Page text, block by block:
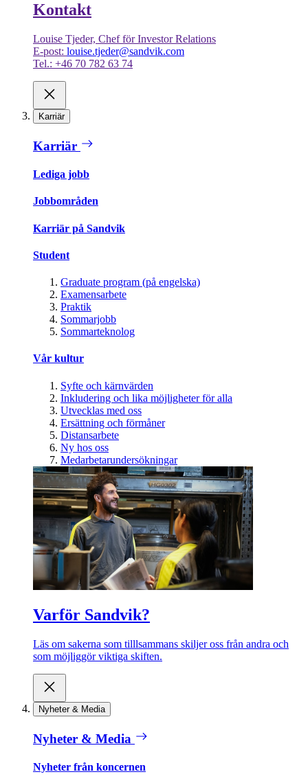
Kontakt
Louise Tjeder, Chef för Investor Relations
E-post: louise.tjeder@sandvik.com
Tel.: +46 70 782 63 74
Karriär
Karriär
Lediga jobb
Jobbområden
Karriär på Sandvik
Student
Graduate program (på engelska)
Examensarbete
Praktik
Sommarjobb
Sommarteknolog
Vår kultur
Syfte och kärnvärden
Inkludering och lika möjligheter för alla
Utvecklas med oss
Ersättning och förmåner
Distansarbete
Ny hos oss
Medarbetarundersökningar
Varför Sandvik?
Läs om sakerna som tilllsammans skiljer oss från andra och
som möjliggör viktiga skiften.
Nyheter & Media
Nyheter & Media
Nyheter från koncernen